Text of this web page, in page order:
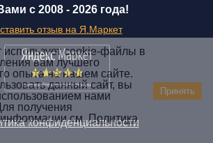
с 2008 - 2026 года!
отзыв на Я.Маркет
конфиденциальности
cookie-файлы в
вам лучшего
опыта на нашем сайте.
данный сайт, вы
нами
получения
информации см.Политика
Принять